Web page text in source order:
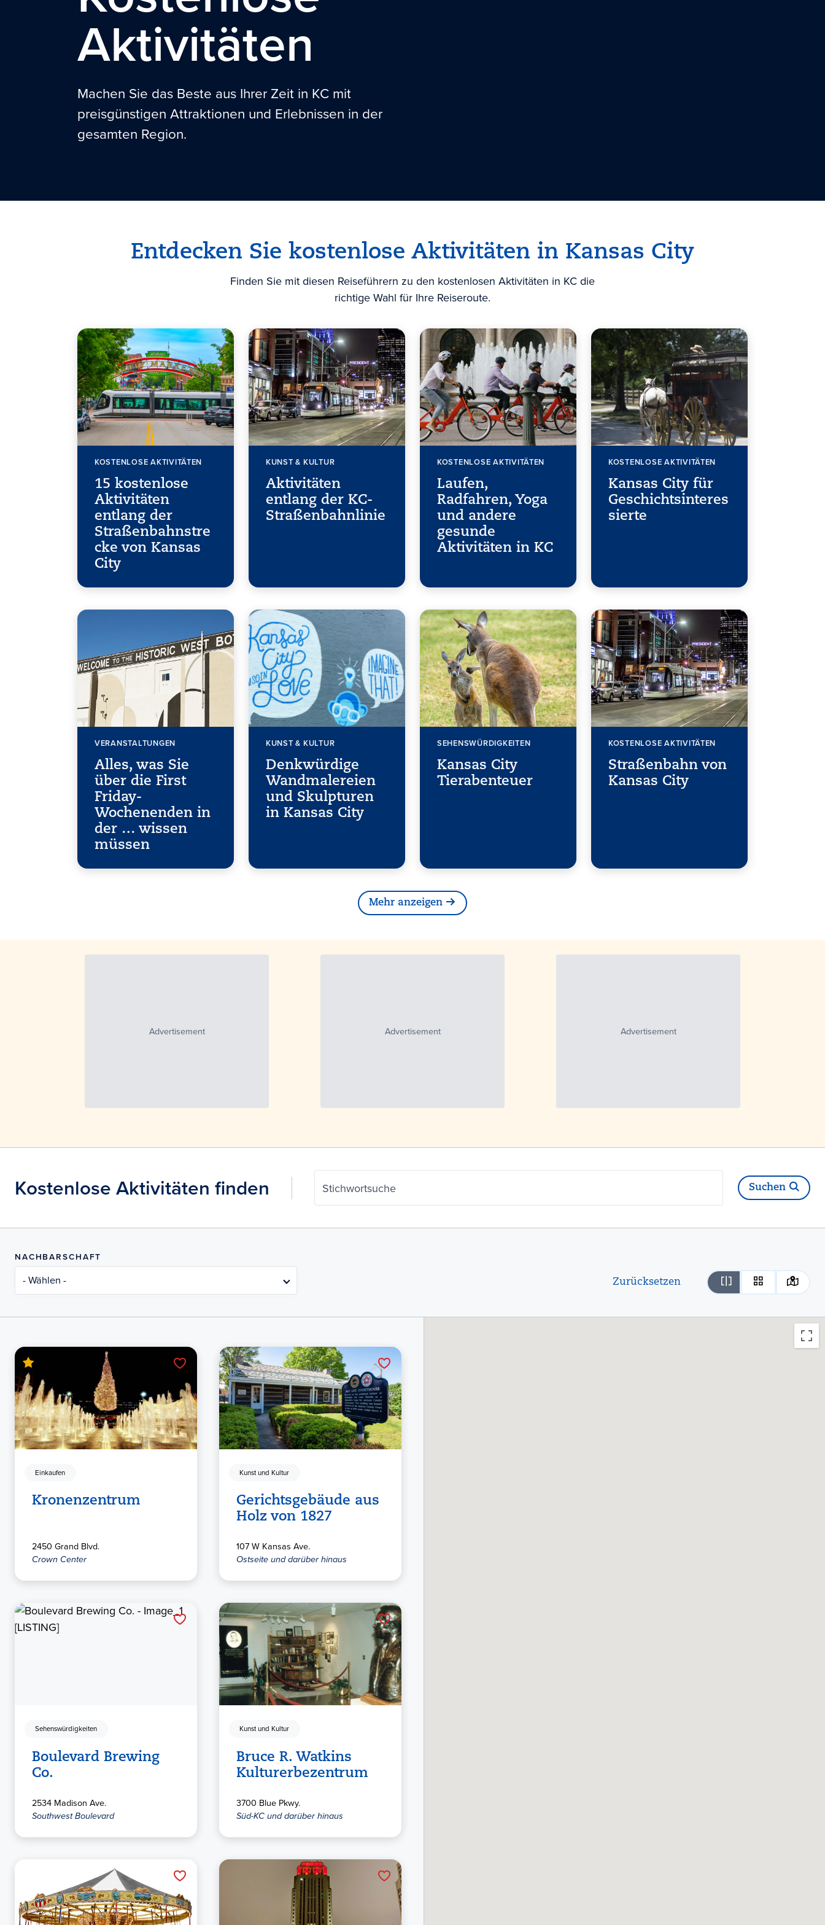
Aktivitäten
Machen Sie das Beste aus Ihrer Zeit in KC mit
preisgünstigen Attraktionen und Erlebnissen in der
gesamten Region.
Entdecken Sie kostenlose Aktivitäten in Kansas City
Finden Sie mit diesen Reiseführern zu den kostenlosen Aktivitäten in KC die
richtige Wahl für Ihre Reiseroute.
KOSTENLOSE AKTIVITÄTEN
15 kostenlose
Aktivitäten
entlang der
Straßenbahnstre
cke von Kansas
City
KUNST & KULTUR
Aktivitäten
entlang der KC-
Straßenbahnlinie
KOSTENLOSE AKTIVITÄTEN
Laufen,
Radfahren, Yoga
und andere
gesunde
Aktivitäten in KC
KOSTENLOSE AKTIVITÄTEN
Kansas City für
Geschichtsinteres
sierte
VERANSTALTUNGEN
Alles, was Sie
über die First
Friday-
Wochenenden in
der … wissen
müssen
KUNST & KULTUR
Denkwürdige
Wandmalereien
und Skulpturen
in Kansas City
SEHENSWÜRDIGKEITEN
Kansas City
Tierabenteuer
KOSTENLOSE AKTIVITÄTEN
Straßenbahn von
Kansas City
Mehr anzeigen
Kostenlose Aktivitäten finden Stichwortsuche Suchen
NACHBARSCHAFT
- Wählen - Zurücksetzen
Einkaufen
Kronenzentrum
2450 Grand Blvd.
Crown Center
Kunst und Kultur
Gerichtsgebäude aus
Holz von 1827
107 W Kansas Ave.
Ostseite und darüber hinaus
Sehenswürdigkeiten
Boulevard Brewing
Co.
2534 Madison Ave.
Southwest Boulevard
Kunst und Kultur
Bruce R. Watkins
Kulturerbezentrum
3700 Blue Pkwy.
Süd-KC und darüber hinaus